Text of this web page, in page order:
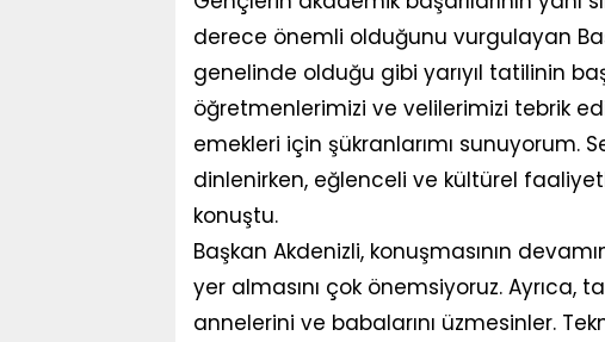
derece önemli olduğunu vurgulayan
genelinde olduğu gibi yarıyıl tatilinin
öğretmenlerimizi ve velilerimizi tebrik
emekleri için şükranlarımı sunuyorum.
dinlenirken, eğlenceli ve kültürel
konuştu.
Başkan Akdenizli, konuşmasının
yer almasını çok önemsiyoruz.
annelerini ve babalarını üzmesinler.